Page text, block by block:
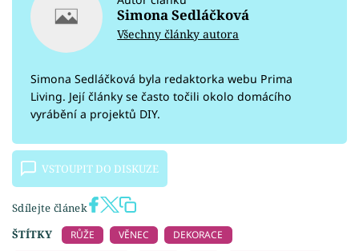
Simona Sedláčková
Všechny články autora
Simona Sedláčková byla redaktorka webu Prima
Living. Její články se často točili okolo domácího
vyrábění a projektů DIY.
VSTOUPIT DO DISKUZE
Sdílejte článek
ŠTÍTKY
RŮŽE VĚNEC
DEKORACE